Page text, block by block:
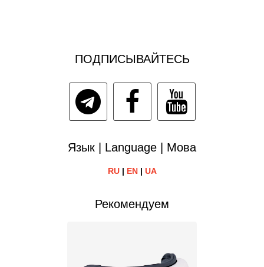
ПОДПИСЫВАЙТЕСЬ
Язык | Language | Мова
RU| EN| UA
Рекомендуем